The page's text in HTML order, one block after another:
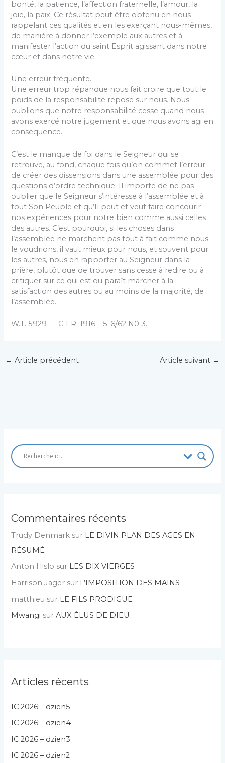
bonté, la patience, l’affection fraternelle, l’amour, la
joie, la paix. Ce résultat peut être obtenu en nous
rappelant ces qualités et en les exerçant nous-mêmes,
de manière à donner l’exemple aux autres et à
manifester l’action du saint Esprit agissant dans notre
cœur et dans notre vie.
Une erreur fréquente.
Une erreur trop répandue nous fait croire que tout le
poids de la responsabilité repose sur nous. Nous
oublions que notre responsabilité cesse quand nous
avons exercé notre jugement et que nous avons agi en
conséquence.
C’est le manque de foi dans le Seigneur qui se
retrouve, au fond, chaque fois qu’on commet l’erreur
de créer des dissensions dans une assemblée pour des
questions d’ordre technique. Il importe de ne pas
oublier que le Seigneur s’intéresse à l’assemblée et à
tout Son Peuple et qu’Il peut et veut faire concourir
nos expériences pour notre bien comme aussi celles
des autres. C’est pourquoi, si les choses dans
l’assemblée ne marchent pas tout à fait comme nous
le voudrions, il vaut mieux pour nous, et souvent pour
les autres, nous en rapporter au Seigneur dans la
prière, plutôt que de trouver sans cesse à redire ou à
critiquer sur ce qui est ou paraît marcher à la
satisfaction des autres ou au moins de la majorité, de
l’assemblée.
W.T. 5929 — C.T.R. 1916 – 5-6/62 N0 3.
← Article précédent Article suivant →
Commentaires récents
Trudy Denmark sur LE DIVIN PLAN DES AGES EN
RÉSUMÉ
Anton Hislo sur LES DIX VIERGES
Harrison Jager sur L’IMPOSITION DES MAINS
matthieu sur LE FILS PRODIGUE
Mwangi surAUX ÉLUS DE DIEU
Articles récents
IC 2026 – dzien5
IC 2026 – dzien4
IC 2026 – dzien3
IC 2026 – dzien2